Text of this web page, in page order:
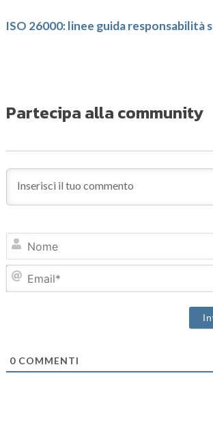
ISO 26000: linee guida responsabilità
Partecipa alla community
0COMMENTI